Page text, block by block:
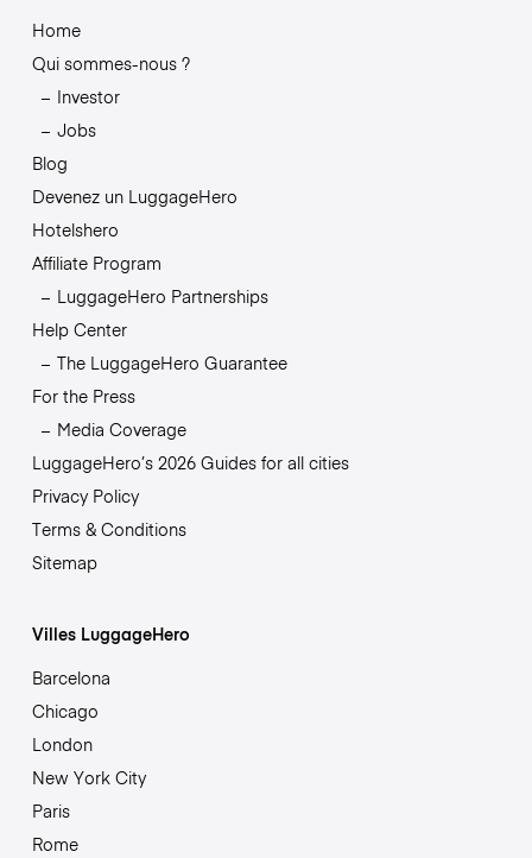
Home
Qui sommes-nous ?
Investor
Jobs
Blog
Devenez un LuggageHero
Hotelshero
Affiliate Program
LuggageHero Partnerships
Help Center
The LuggageHero Guarantee
For the Press
Media Coverage
LuggageHero’s 2026 Guides for all cities
Privacy Policy
Terms & Conditions
Sitemap
Villes LuggageHero
Barcelona
Chicago
London
New York City
Paris
Rome